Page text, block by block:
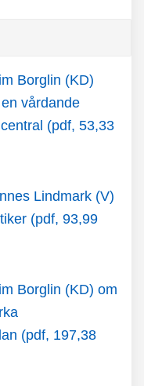
Borglin (KD)
vårdande
(pdf, 53,33
Lindmark (V)
(pdf, 93,99
Borglin (KD) om
(pdf, 197,38